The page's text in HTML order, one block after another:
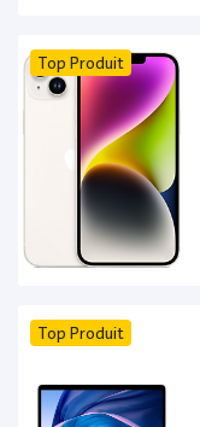
Top Produit
Top Produit